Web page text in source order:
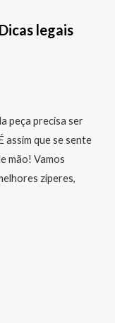
legais
peça precisa ser
que se sente
mão! Vamos
zíperes,